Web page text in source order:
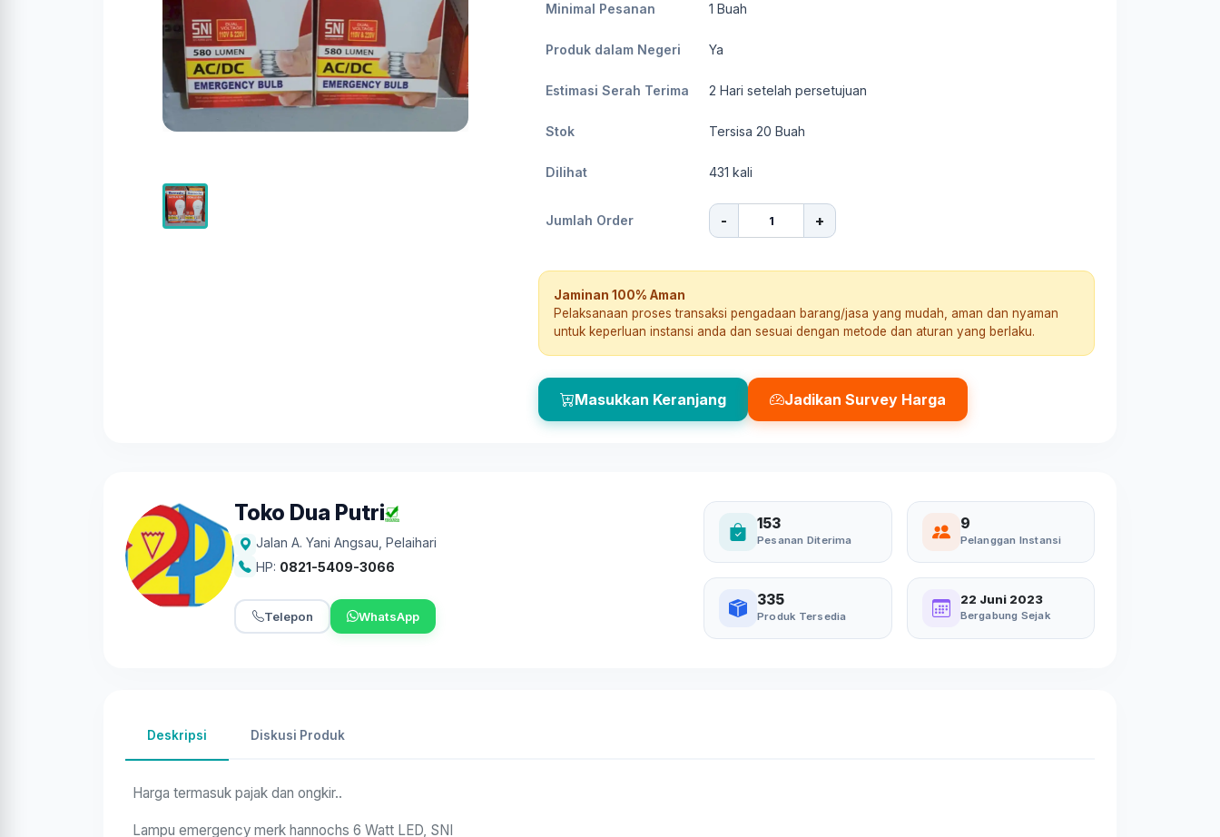
Minimal Pesanan 1 Buah
Produk dalam Negeri Ya
Estimasi Serah Terima 2 Hari setelah persetujuan
Stok Tersisa 20 Buah
Dilihat 431 kali
Jumlah Order - +
Jaminan 100% Aman
Pelaksanaan proses transaksi pengadaan barang/jasa yang mudah, aman dan nyaman
untuk keperluan instansi anda dan sesuai dengan metode dan aturan yang berlaku.
Masukkan Keranjang Jadikan Survey Harga
Toko Dua Putri
Jalan A. Yani Angsau Pelaihari
HP: 0821-5409-3066
Telepon WhatsApp
153
Pesanan Diterima
9
Pelanggan Instansi
335
Produk Tersedia
22 Juni 2023
Bergabung Sejak
Deskripsi Diskusi Produk
Harga termasuk pajak dan ongkir..
Lampu emergency merk hannochs 6 Watt LED, SNI